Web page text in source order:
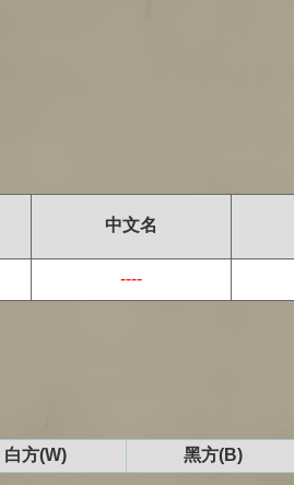
中文名
----
白方(W) 黑方(B)